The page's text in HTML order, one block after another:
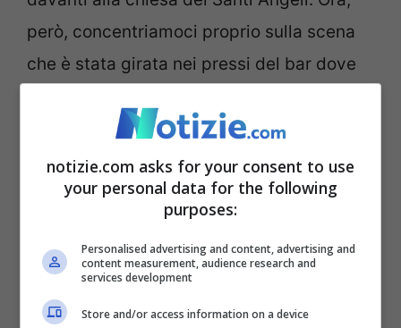
però, concentriamoci proprio sulla scena
che è stata girata nei pressi del bar dove
Torino, auto salta in aria,
ma è una scena di ‘Fast
notizie.com asks for your consent to use
your personal data for the following
purposes:
Personalised advertising and content, advertising and
content measurement, audience research and
services development
Store and/or access information on a device